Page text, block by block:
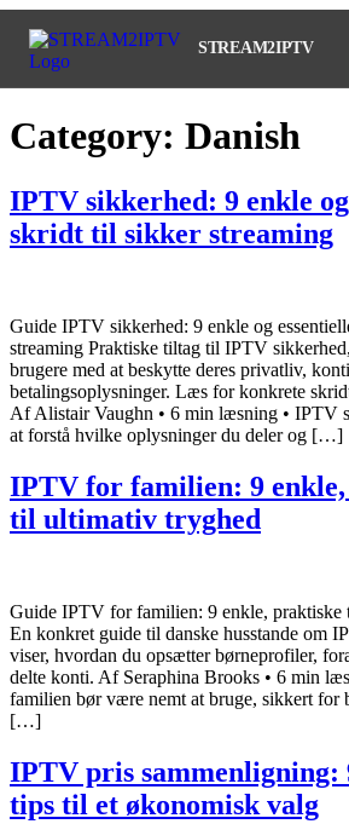
STREAM2IPTV
Category: Danish
IPTV sikkerhed: 9 enkle
skridt til sikker streaming
Guide IPTV sikkerhed: 9 enkle og
streaming Praktiske tiltag til IPTV
brugere med at beskytte deres privatliv,
betalingsoplysninger. Læs for konkrete
Af Alistair Vaughn • 6 min læsning • IPTV
at forstå hvilke oplysninger du deler og […]
IPTV for familien: 9
til ultimativ tryghed
Guide IPTV for familien: 9 enkle,
En konkret guide til danske husstande om
viser, hvordan du opsætter børneprofiler,
delte konti. Af Seraphina Brooks • 6 min
familien bør være nemt at bruge, sikkert
[…]
IPTV pris sammenligning:
tips til et økonomisk valg